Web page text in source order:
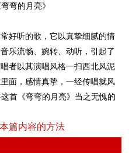
弯的月亮》
常好听的歌，它以真挚细腻的情
乐流畅、婉转、动听，引起了
者以其演唱风格一扫西北风泥
面，感情真挚，一经传唱就风
首《弯弯的月亮》当之无愧的
篇内容的方法